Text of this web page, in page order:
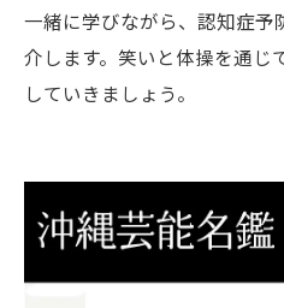
一緒に学びながら、認知症予
介します。笑いと体操を通じ
していきましょう。